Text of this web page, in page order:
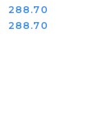
Cena:
288.70
Cena:
288.70